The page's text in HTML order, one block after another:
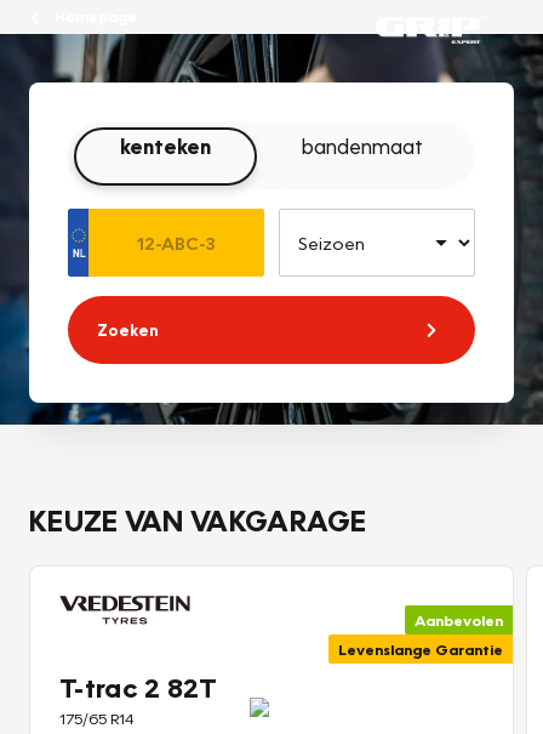
kenteken bandenmaat
Zoeken
KEUZE VAN VAKGARAGE
Aanbevolen
Levenslange Garantie
T-trac 2 82T
175/65 R14